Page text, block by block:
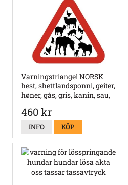
Varningstriangel NORSK
hest, shettlandsponni, geiter,
høner, gås, gris, kanin, sau,
460 kr
INFO KÖP